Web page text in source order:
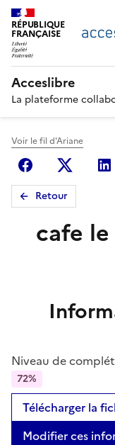
RÉPUBLIQUE
FRANÇAISE
Acceslibre
La plateforme
Voir le fil d'Ariane
FacebookX
Retour
cafe
Niveau de
72%
Télécharger la
Modifier ces